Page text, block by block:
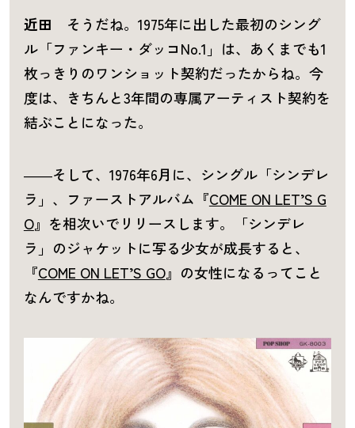
近田 そうだね。1975年に出した最初のシング
ル「ファンキー・ダッコNo.1」は、あくまでも1
枚っきりのワンショット契約だったからね。今
度は、きちんと3年間の専属アーティスト契約を
結ぶことになった。
――そして、1976年6月に、シングル「シンデレ
ラ」、ファーストアルバム『COME ON LET’S G
O』を相次いでリリースします。「シンデレ
ラ」のジャケットに写る少女が成長すると、
『COME ON LET’S GO』の女性になるってこと
なんですかね。